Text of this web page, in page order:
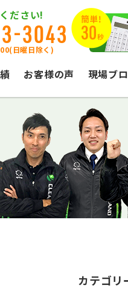
ださい!
3043
日曜日除く)
お客様の声 現場ブ
カテゴリ